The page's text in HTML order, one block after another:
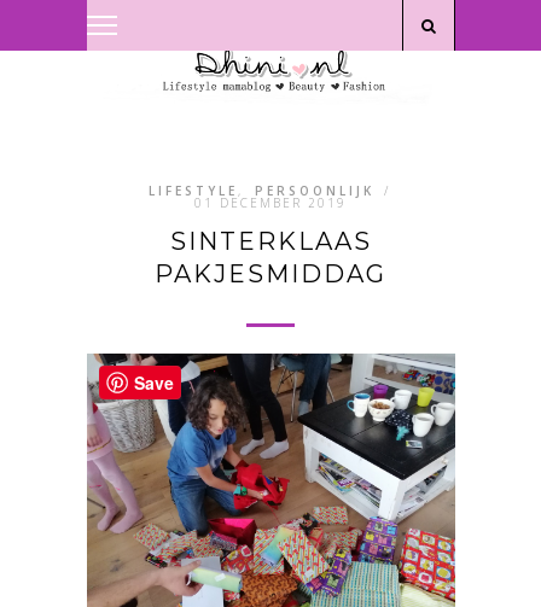
LIFESTYLE , PERSOONLIJK /
01 DECEMBER 2019
SINTERKLAAS
PAKJESMIDDAG
Save